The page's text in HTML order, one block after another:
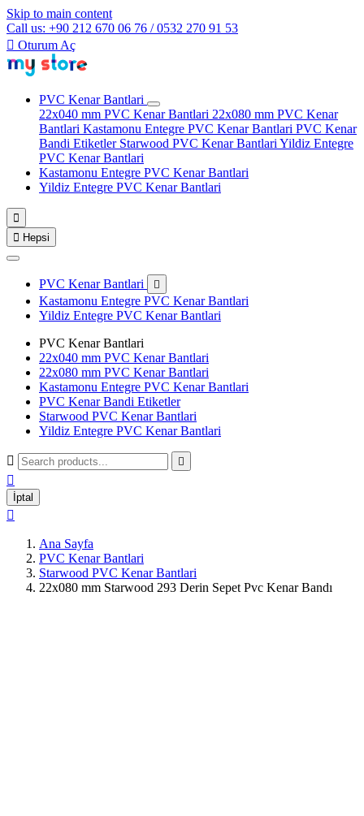
Skip to main content
Call us: +90 212 670 06 76 / 0532 270 91 53
 Oturum Aç
PVC Kenar Bantlari
22x040 mm PVC Kenar Bantlari 22x080 mm PVC Kenar
Bantlari Kastamonu Entegre PVC Kenar Bantlari PVC Kenar
Bandi Etiketler Starwood PVC Kenar Bantlari Yildiz Entegre
PVC Kenar Bantlari
Kastamonu Entegre PVC Kenar Bantlari
Yildiz Entegre PVC Kenar Bantlari

 Hepsi
PVC Kenar Bantlari 
Kastamonu Entegre PVC Kenar Bantlari
Yildiz Entegre PVC Kenar Bantlari
PVC Kenar Bantlari
22x040 mm PVC Kenar Bantlari
22x080 mm PVC Kenar Bantlari
Kastamonu Entegre PVC Kenar Bantlari
PVC Kenar Bandi Etiketler
Starwood PVC Kenar Bantlari
Yildiz Entegre PVC Kenar Bantlari
 

İptal

Ana Sayfa
PVC Kenar Bantlari
Starwood PVC Kenar Bantlari
22x080 mm Starwood 293 Derin Sepet Pvc Kenar Bandı